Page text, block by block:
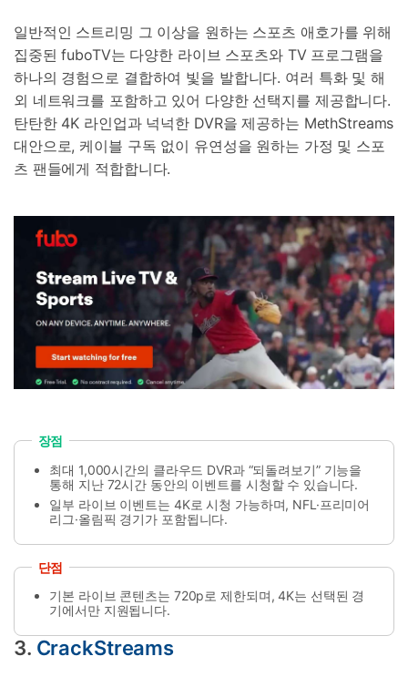
일반적인 스트리밍 그 이상을 원하는 스포츠 애호가를 위해
집중된 fuboTV는 다양한 라이브 스포츠와 TV 프로그램을
하나의 경험으로 결합하여 빛을 발합니다. 여러 특화 및 해
외 네트워크를 포함하고 있어 다양한 선택지를 제공합니다.
탄탄한 4K 라인업과 넉넉한 DVR을 제공하는 MethStreams
대안으로, 케이블 구독 없이 유연성을 원하는 가정 및 스포
츠 팬들에게 적합합니다.
장점
최대 1,000시간의 클라우드 DVR과 “되돌려보기” 기능을
통해 지난 72시간 동안의 이벤트를 시청할 수 있습니다.
일부 라이브 이벤트는 4K로 시청 가능하며, NFL·프리미어
리그·올림픽 경기가 포함됩니다.
단점
기본 라이브 콘텐츠는 720p로 제한되며, 4K는 선택된 경
기에서만 지원됩니다.
3. CrackStreams